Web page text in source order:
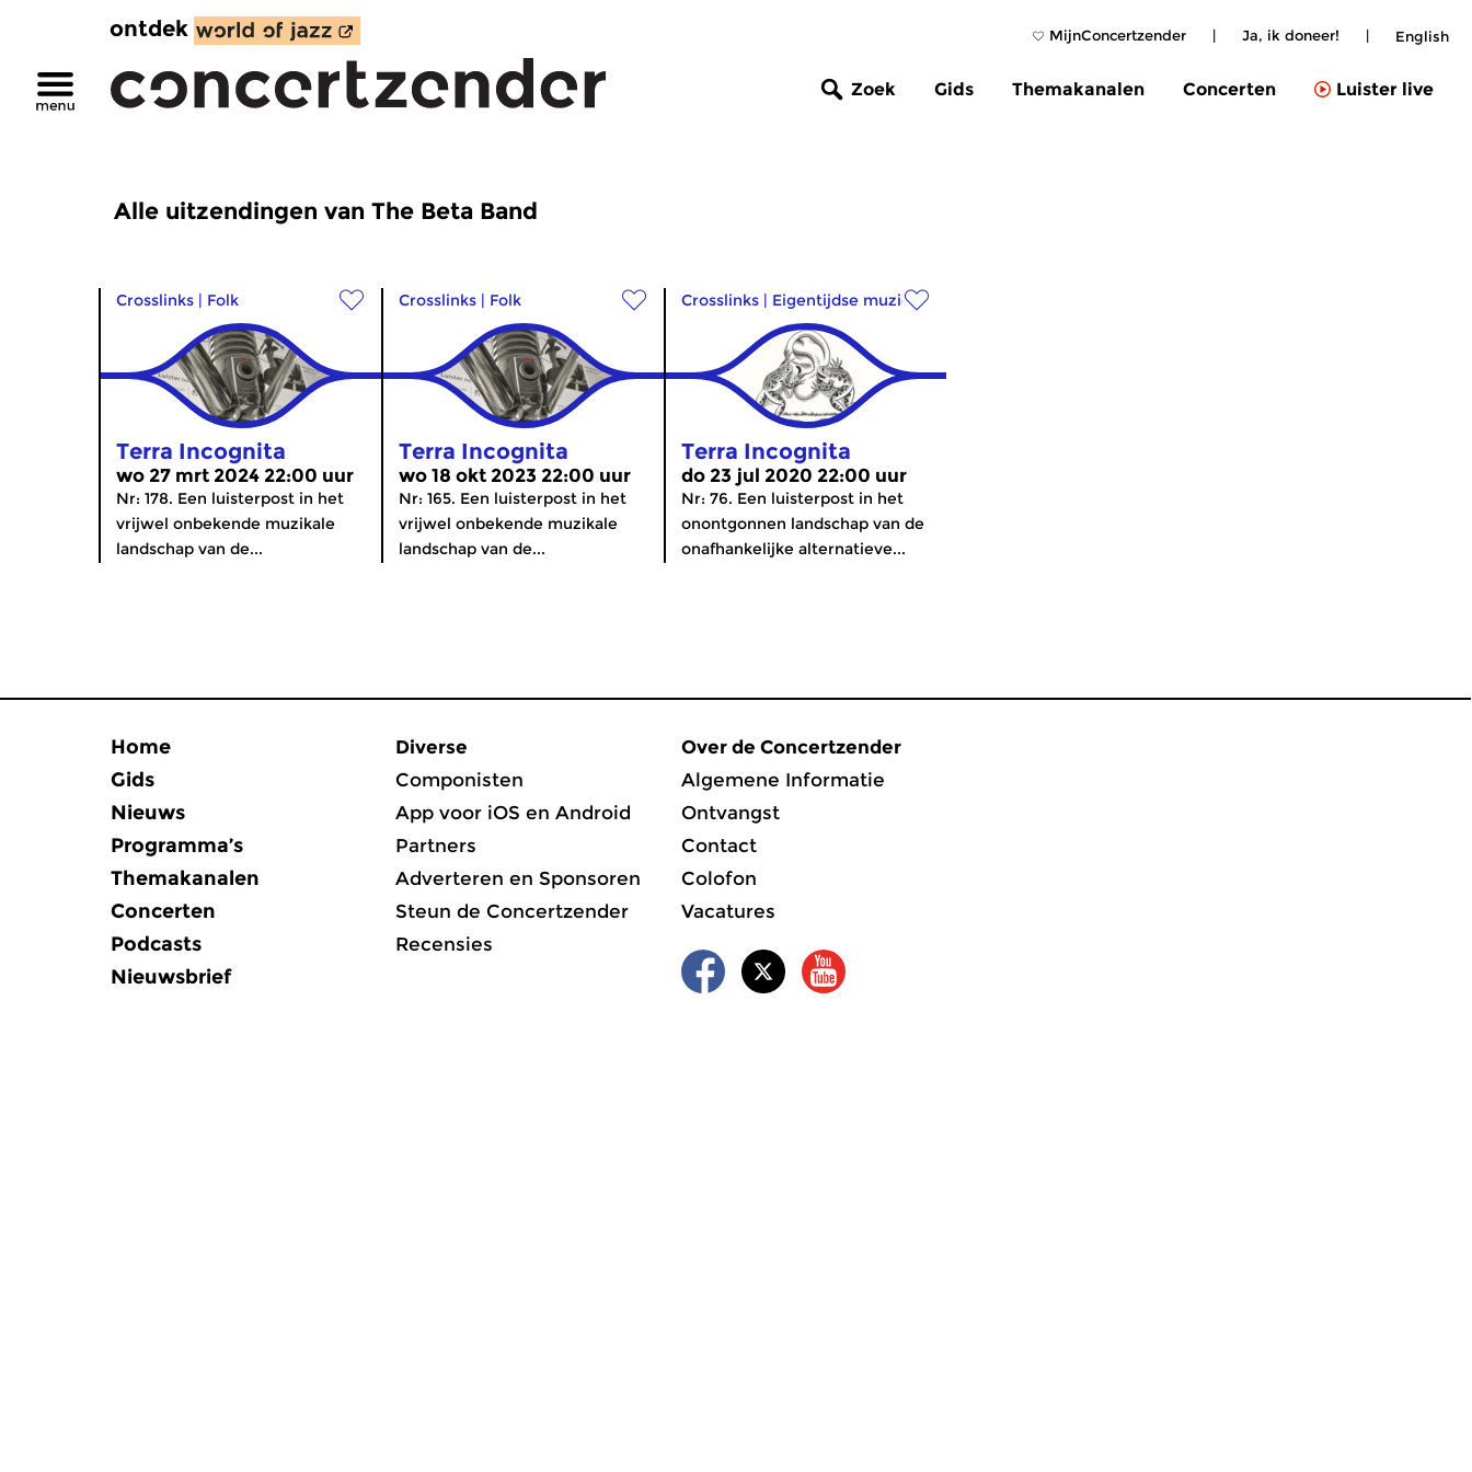
MijnConcertzender | Ja, ik doneer! | English
ontdek
Zoek Gids Themakanalen Concerten Luister live
Alle uitzendingen van The Beta Band
Crosslinks | Folk
Terra Incognita
wo 27 mrt 2024 22:00 uur
Nr: 178. Een luisterpost in het
vrijwel onbekende muzikale
landschap van de...
Crosslinks | Folk
Terra Incognita
wo 18 okt 2023 22:00 uur
Nr: 165. Een luisterpost in het
vrijwel onbekende muzikale
landschap van de...
Crosslinks | Eigentijdse muziek
Terra Incognita
do 23 jul 2020 22:00 uur
Nr: 76. Een luisterpost in het
onontgonnen landschap van de
onafhankelijke alternatieve...
Home
Gids
Nieuws
Programma’s
Themakanalen
Concerten
Podcasts
Nieuwsbrief
Diverse
Componisten
App voor iOS en Android
Partners
Adverteren en Sponsoren
Steun de Concertzender
Recensies
Over de Concertzender
Algemene Informatie
Ontvangst
Contact
Colofon
Vacatures